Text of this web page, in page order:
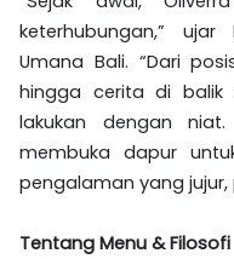
keterhubungan,”
Umana Bali. “Dari
hingga cerita di balik
lakukan dengan
membuka dapur
pengalaman yang jujur,
Tentang Menu & Filosofi